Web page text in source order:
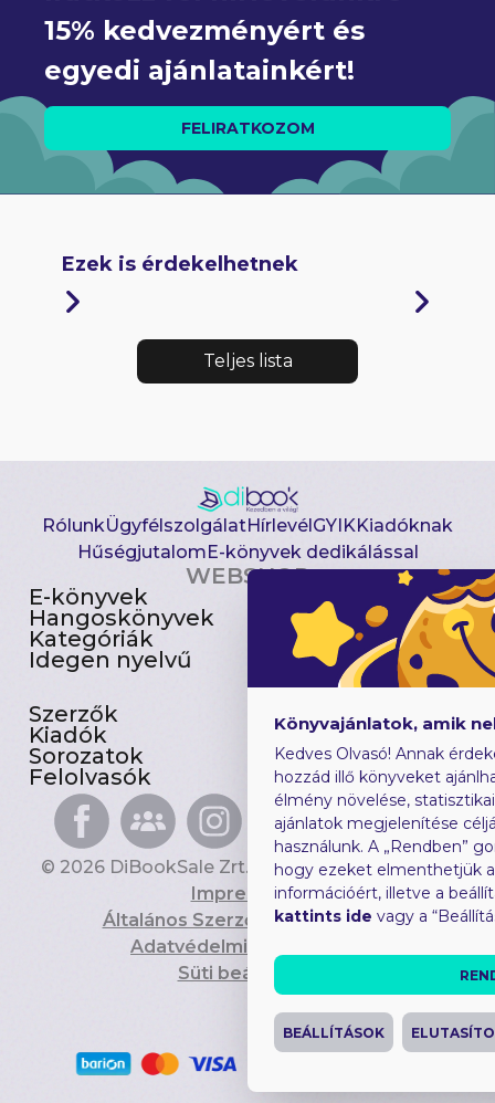
15% kedvezményért és
egyedi ajánlatainkért!
FELIRATKOZOM
Ezek is érdekelhetnek
Teljes lista
RólunkÜgyfélszolgálatHírlevélGYIKKiadóknak
HűségjutalomE-könyvek dedikálással
WEBSHOP
E-könyvek
Hangoskönyvek
Kategóriák
Idegen nyelvű
Csomagajánlatok
Akciósak
Előjegyezhetők
Újdonságok
Szerzők
Kiadók
Sorozatok
Felolvasók
Gyerekkönyvek
Heti toplista
Ajándékutalvány
Blog
© 2026 DiBookSale Zrt. Minden jog fenntartva.
Impresszum
Általános Szerződési Feltételek
Adatvédelmi Tájékoztató
Süti beállítások
Könyvajánlatok, amik
Kedves Olvasó! Annak
hozzád illő könyveket
élmény növelése,
ajánlatok megjelenítése
használunk. A „Rendben”
hogy ezeket elmenthetjük
információért, illetve a
kattints ide vagy a
BEÁLLÍTÁSOK